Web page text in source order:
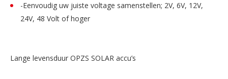
-Eenvoudig uw juiste voltage samenstellen; 2V, 6V, 12V,
24V, 48 Volt of hoger
Lange levensduur OPZS SOLAR accu’s